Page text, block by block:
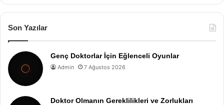
Son Yazılar
Genç Doktorlar İçin Eğlenceli Oyunlar
Admin 7 Ağustos 2026
Doktor Olmanın Gereklilikleri ve Zorlukları